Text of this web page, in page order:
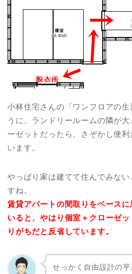
小林住宅さんの「ワンフロアの生
うに、ランドリールームの隣が
ーゼットだったら、さぞかし便
います。
やっぱり家は建てて住んでみな
すね。
賃貸アパートの間取りをベース
いると、やはり個室＋クローゼ
りがちだと反省しています。
せっかく自由設計の